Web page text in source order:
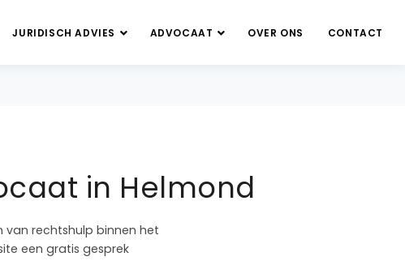
JURIDISCH ADVIES ADVOCAAT OVER ONS CONTACT
in Helmond
van rechtshulp binnen het
een gratis gesprek